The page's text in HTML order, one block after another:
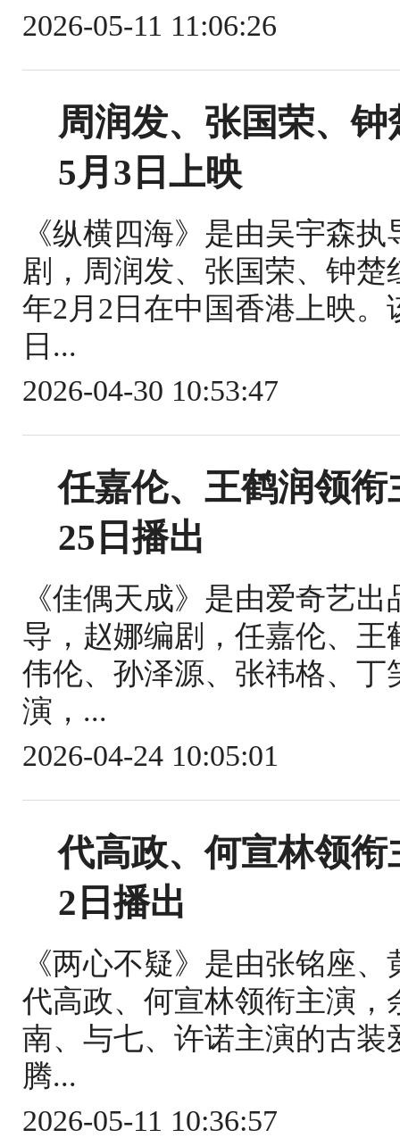
2026-05-11 11:06:26
周润发、张国荣、
5月3日上映
《纵横四海》是由吴宇森
剧，周润发、张国荣、钟楚
年2月2日在中国香港上映。
日...
2026-04-30 10:53:47
任嘉伦、王鹤润领
25日播出
《佳偶天成》是由爱奇艺
导，赵娜编剧，任嘉伦、
伟伦、孙泽源、张祎格、
演，...
2026-04-24 10:05:01
代高政、何宣林领
2日播出
《两心不疑》是由张铭座
代高政、何宣林领衔主演
南、与七、许诺主演的古装
腾...
2026-05-11 10:36:57